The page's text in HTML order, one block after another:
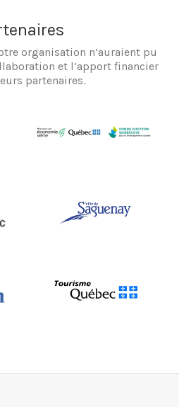
organisation n’auraient pu
et l’apport financier
partenaires.